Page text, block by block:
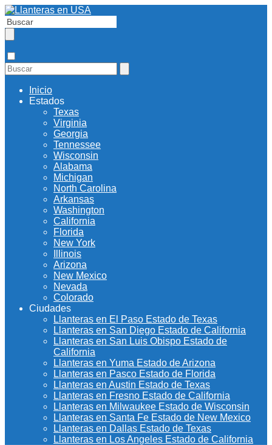
Inicio
Estados
Texas
Virginia
Georgia
Tennessee
Wisconsin
Alabama
Michigan
North Carolina
Arkansas
Washington
California
Florida
New York
Illinois
Arizona
New Mexico
Nevada
Colorado
Ciudades
Llanteras en El Paso Estado de Texas
Llanteras en San Diego Estado de California
Llanteras en San Luis Obispo Estado de
California
Llanteras en Yuma Estado de Arizona
Llanteras en Pasco Estado de Florida
Llanteras en Austin Estado de Texas
Llanteras en Fresno Estado de California
Llanteras en Milwaukee Estado de Wisconsin
Llanteras en Santa Fe Estado de New Mexico
Llanteras en Dallas Estado de Texas
Llanteras en Los Angeles Estado de California